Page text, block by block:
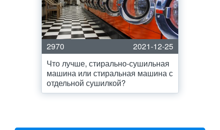
2970
2021-12-25
Что лучше, стирально-сушильная
машина или стиральная машина с
отдельной сушилкой?